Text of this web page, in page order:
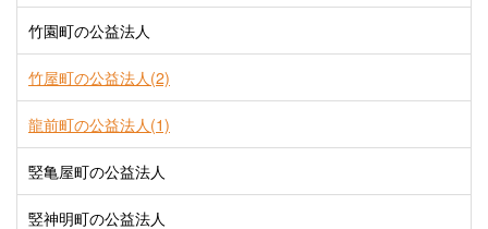
竹園町の公益法人
竹屋町の公益法人(2)
龍前町の公益法人(1)
竪亀屋町の公益法人
竪神明町の公益法人